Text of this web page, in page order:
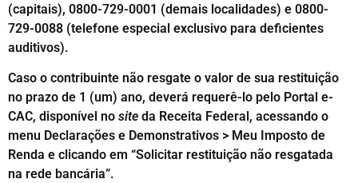
(capitais), 0800-729-0001 (demais localidades) e 0800-
729-0088 (telefone especial exclusivo para deficientes
auditivos).
Caso o contribuinte não resgate o valor de sua restituição
no prazo de 1 (um) ano, deverá requerê-lo pelo Portal e-
CAC, disponível no site da Receita Federal, acessando o
menu Declarações e Demonstrativos > Meu Imposto de
Renda e clicando em “Solicitar restituição não resgatada
na rede bancária”.